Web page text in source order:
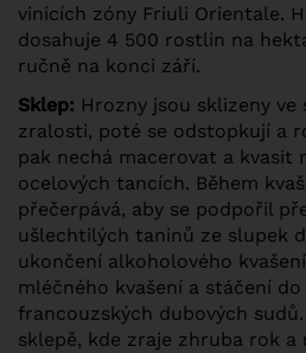
vinicích zóny Friuli Orientale.
dosahuje 4 500 rostlin na
ručně na konci září.
Sklep: Hrozny jsou sklizeny ve
zralosti, poté se odstopkují a
pak nechá macerovat a kvasit
ocelových tancích. Během
přečerpává, aby se podpořil
ušlechtilých taninů ze slupek
ukončení alkoholového
mléčného kvašení a stáčení
francouzských dubových
sklepě, kde zraje zhruba rok a